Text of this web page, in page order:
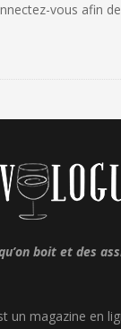
vous afin
boit et des
un magazine en